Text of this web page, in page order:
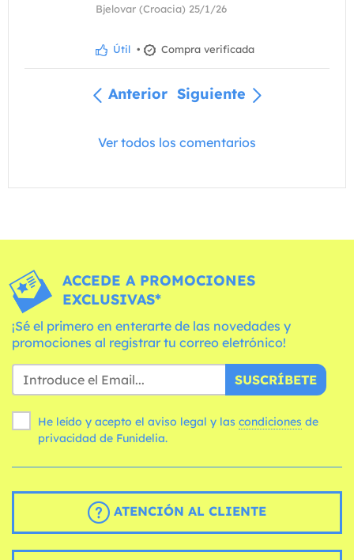
Bjelovar (Croacia) 25/1/26
Útil • Compra verificada
Anterior Siguiente
Ver todos los comentarios
ACCEDE A PROMOCIONES
EXCLUSIVAS*
¡Sé el primero en enterarte de las novedades y
promociones al registrar tu correo eletrónico!
SUSCRÍBETE
He leído y acepto el aviso legal y las condiciones
privacidad de Funidelia.
ATENCIÓN AL CLIENTE